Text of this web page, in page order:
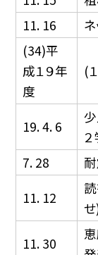
11. 16
(34)平
成１９年
度
(
19. 4. 6
7. 28
11. 12
11. 30